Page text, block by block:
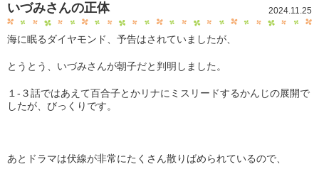
2024.11.25
いづみさんの正体
海に眠るダイヤモンド、予告はされていましたが、
とうとう、いづみさんが朝子だと判明しました。
１-３話ではあえて百合子とかリナにミスリードするかんじの展開で
したが、びっくりです。
あとドラマは伏線が非常にたくさん散りばめられているので、